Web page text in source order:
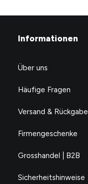
Informationen
Über uns
Häufige Fragen
Versand & Rückgabe
Firmengeschenke
Grosshandel | B2B
Sicherheitshinweise